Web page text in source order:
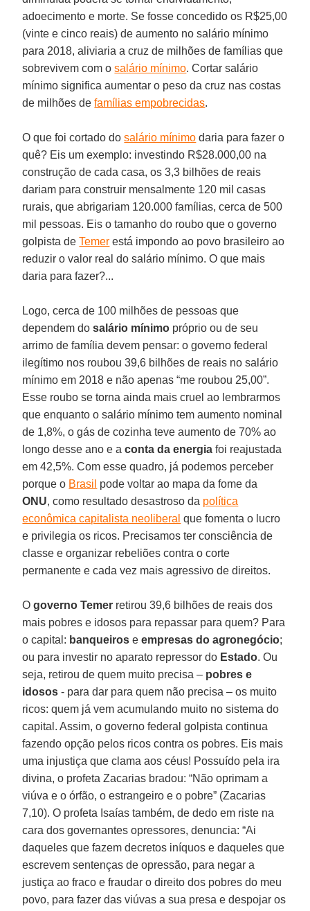
adoecimento e morte. Se fosse concedido os R$25,00
(vinte e cinco reais) de aumento no salário mínimo
para 2018, aliviaria a cruz de milhões de famílias que
sobrevivem com osalário mínimo. Cortar salário
mínimo significa aumentar o peso da cruz nas costas
de milhões defamílias empobrecidas.
O que foi cortado dosalário mínimo daria para fazer o
quê? Eis um exemplo: investindo R$28.000,00 na
construção de cada casa, os 3,3 bilhões de reais
dariam para construir mensalmente 120 mil casas
rurais, que abrigariam 120.000 famílias, cerca de 500
mil pessoas. Eis o tamanho do roubo que o governo
golpista deTemer está impondo ao povo brasileiro ao
reduzir o valor real do salário mínimo. O que mais
daria para fazer?...
Logo, cerca de 100 milhões de pessoas que
dependem dosalário mínimo próprio ou de seu
arrimo de família devem pensar: o governo federal
ilegítimo nos roubou 39,6 bilhões de reais no salário
mínimo em 2018 e não apenas “me roubou 25,00”.
Esse roubo se torna ainda mais cruel ao lembrarmos
que enquanto o salário mínimo tem aumento nominal
de 1,8%, o gás de cozinha teve aumento de 70% ao
longo desse ano e aconta da energia foi reajustada
em 42,5%. Com esse quadro, já podemos perceber
porque o Brasil pode voltar ao mapa da fome da
ONU, como resultado desastroso da política
econômica capitalista neoliberal que fomenta o lucro
e privilegia os ricos. Precisamos ter consciência de
classe e organizar rebeliões contra o corte
permanente e cada vez mais agressivo de direitos.
O governo Temer retirou 39,6 bilhões de reais dos
mais pobres e idosos para repassar para quem? Para
o capital: banqueiros e empresas do agronegócio;
ou para investir no aparato repressor do Estado. Ou
seja, retirou de quem muito precisa – pobres e
idosos - para dar para quem não precisa – os muito
ricos: quem já vem acumulando muito no sistema do
capital. Assim, o governo federal golpista continua
fazendo opção pelos ricos contra os pobres. Eis mais
uma injustiça que clama aos céus! Possuído pela ira
divina, o profeta Zacarias bradou: “Não oprimam a
viúva e o órfão, o estrangeiro e o pobre” (Zacarias
7,10). O profeta Isaías também, de dedo em riste na
cara dos governantes opressores, denuncia: “Ai
daqueles que fazem decretos iníquos e daqueles que
escrevem sentenças de opressão, para negar a
justiça ao fraco e fraudar o direito dos pobres do meu
povo, para fazer das viúvas a sua presa e despojar os